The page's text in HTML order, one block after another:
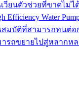
วียนตัวช่วยที่ขาดไม่ไ
Water
มบัติที่สามารถทนต่อ
รถขยายไปสู่หลากหล